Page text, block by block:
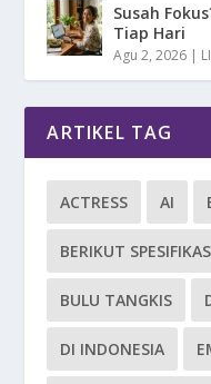
Susah
Tiap Hari
Agu 2, 2026 |
ARTIKEL TAG
ACTRESS AI
BERIKUT
BULU TANGKIS
DI INDONESIA